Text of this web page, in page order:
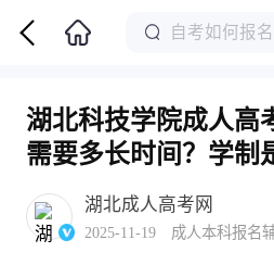
湖北科技学院成人高
需要多长时间？学制
湖北成人高考网
2025-11-19 成人本科报名